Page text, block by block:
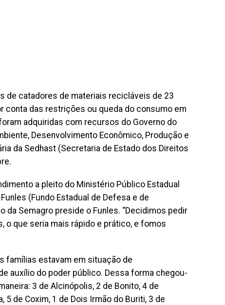
de catadores de materiais recicláveis de 23
das restrições ou queda do consumo em
adquiridas com recursos do Governo do
Desenvolvimento Econômico, Produção e
da Sedhast (Secretaria de Estado dos Direitos
a pleito do Ministério Público Estadual
(Fundo Estadual de Defesa e de
Semagro preside o Funles. “Decidimos pedir
o que seria mais rápido e prático, e fomos
famílias estavam em situação de
auxílio do poder público. Dessa forma chegou-
3 de Alcinópolis, 2 de Bonito, 4 de
5 de Coxim, 1 de Dois Irmão do Buriti, 3 de